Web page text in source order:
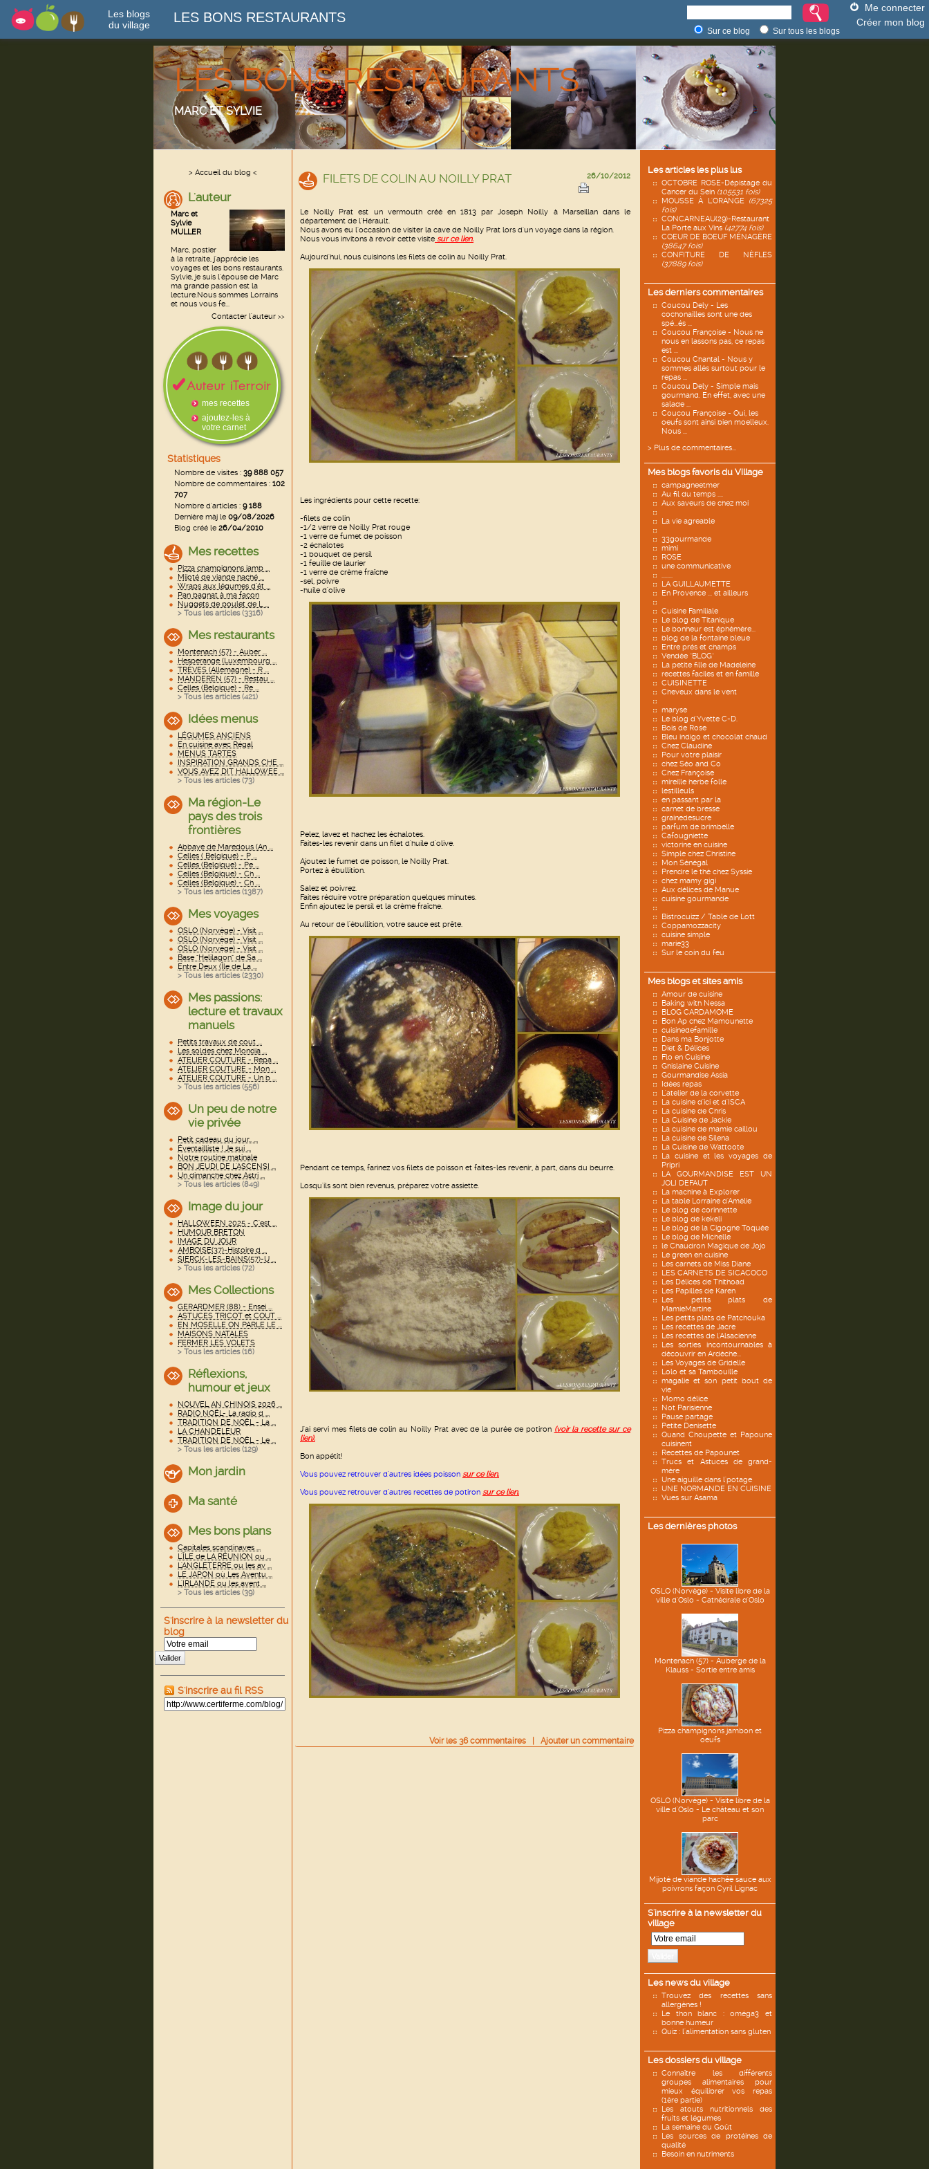
Les blogs
du village
LES BONS RESTAURANTS
Me connecter
Créer mon blog
Sur ce blog Sur tous les blogs
LES BONS RESTAURANTS
MARC ET SYLVIE
Les articles les plus lus
OCTOBRE ROSE-Dépistage du
Cancer du Sein (105531 fois)
MOUSSE À L'ORANGE (67325
fois)
CONCARNEAU(29)-Restaurant
La Porte aux Vins (42774 fois)
COEUR DE BOEUF MÉNAGÈRE
(38647 fois)
CONFITURE DE NÈFLES
(37889 fois)
Les derniers commentaires
Coucou Dely - Les
cochonailles sont une des
spé...és ...
Coucou Françoise - Nous ne
nous en lassons pas, ce repas
est ...
Coucou Chantal - Nous y
sommes allés surtout pour le
repas ...
Coucou Dely - Simple mais
gourmand. En effet, avec une
salade ...
Coucou Françoise - Oui, les
oeufs sont ainsi bien moelleux.
Nous ...
> Plus de commentaires...
Mes blogs favoris du Village
campagneetmer
Au fil du temps ....
Aux saveurs de chez moi
La vie agreable
33gourmande
mimi
ROSE
une communicative
........
LA GUILLAUMETTE
En Provence ... et ailleurs
Cuisine Familiale
Le blog de Titanique
Le bonheur est éphémère...
blog de la fontaine bleue
Entre prés et champs
Vendée "BLOG"
La petite fille de Madeleine
recettes faciles et en famille
CUISINETTE
Cheveux dans le vent
maryse
Le blog d'Yvette C-D.
Bois de Rose
Bleu indigo et chocolat chaud
Chez Claudine
Pour votre plaisir
chez Séo and Co
Chez Françoise
mireille herbe folle
lestilleuls
en passant par la
carnet de bresse
grainedesucre
parfum de brimbelle
Cafougniette
victorine en cuisine
Simple chez Christine
Mon Sénégal
Prendre le thé chez Syssie
chez mamy gigi
Aux délices de Manue
cuisine gourmande
Bistrocuizz / Table de Lott
Coppamozzacity
cuisine simple
marie33
Sur le coin du feu
Mes blogs et sites amis
Amour de cuisine
Baking with Nessa
BLOG CARDAMOME
Bon Ap chez Mamounette
cuisinedefamille
Dans ma Bonjotte
Diet & Délices
Flo en Cuisine
Ghislaine Cuisine
Gourmandise Assia
Idées repas
L'atelier de la corvette
La cuisine d'ici et d'ISCA
La cuisine de Chris
La Cuisine de Jackie
La cuisine de mamie caillou
La cuisine de Silena
La Cuisine de Wattoote
La cuisine et les voyages de
Pripri
LA GOURMANDISE EST UN
JOLI DEFAUT
La machine à Explorer
La table Lorraine d'Amélie
Le blog de corinnette
Le blog de kekeli
Le blog de la Cigogne Toquée
Le blog de Michelle
le Chaudron Magique de Jojo
Le green en cuisine
Les carnets de Miss Diane
LES CARNETS DE SICACOCO
Les Délices de Thithoad
Les Papilles de Karen
Les petits plats de
MamieMartine
Les petits plats de Patchouka
Les recettes de Jacre
Les recettes de l'Alsacienne
Les sorties incontournables à
découvrir en Ardèche...
Les Voyages de Gridelle
Lolo et sa Tambouille
magalie et son petit bout de
vie
Momo délice
Not Parisienne
Pause partage
Petite Denisette
Quand Choupette et Papoune
cuisinent
Recettes de Papounet
Trucs et Astuces de grand-
mère
Une aiguille dans l'potage
UNE NORMANDE EN CUISINE
Vues sur Asama
Les dernières photos
OSLO (Norvège) - Visite libre de la
ville d'Oslo - Cathédrale d'Oslo
Montenach (57) - Auberge de la
Klauss - Sortie entre amis
Pizza champignons jambon et
oeufs
OSLO (Norvège) - Visite libre de la
ville d'Oslo - Le château et son
parc
Mijoté de viande hachée sauce aux
poivrons façon Cyril Lignac
S'inscrire à la newsletter du
village
Les news du village
Trouvez des recettes sans
allergènes !
Le thon blanc : oméga3 et
bonne humeur
Quiz : l'alimentation sans gluten
Les dossiers du village
Connaître les différents
groupes alimentaires pour
mieux équilibrer vos repas
(1ère partie)
Les atouts nutritionnels des
fruits et légumes
La semaine du Goût
Les sources de protéines de
qualité
Besoin en nutriments
> Accueil du blog <
L'auteur
Marc et
Sylvie
MULLER
Marc, postier
à la retraite, j'apprécie les
voyages et les bons restaurants.
Sylvie, je suis l'épouse de Marc
ma grande passion est la
lecture.Nous sommes Lorrains
et nous vous fe...
Contacter l'auteur >>
mes recettes
ajoutez-les à
votre carnet
Statistiques
Nombre de visites : 39 888 057
Nombre de commentaires : 102
707
Nombre d'articles : 9 188
Dernière màj le09/08/2026
Blog créé le26/04/2010
Mes recettes
Pizza champignons jamb ...
Mijoté de viande haché ...
Wraps aux légumes d'ét ...
Pan bagnat à ma façon
Nuggets de poulet de L ...
> Tous les articles (3316)
Mes restaurants
Montenach (57) - Auber ...
Hesperange (Luxembourg ...
TRÈVES (Allemagne) - R ...
MANDEREN (57) - Restau ...
Celles (Belgique) - Re ...
> Tous les articles (421)
Idées menus
LÉGUMES ANCIENS
En cuisine avec Régal
MENUS TARTES
INSPIRATION GRANDS CHE ...
VOUS AVEZ DIT HALLOWEE ...
> Tous les articles (73)
Ma région-Le
pays des trois
frontières
Abbaye de Maredous (An ...
Celles ( Belgique) - P ...
Celles (Belgique) - Pe ...
Celles (Belgique) - Ch ...
Celles (Belgique) - Ch ...
> Tous les articles (1387)
Mes voyages
OSLO (Norvège) - Visit ...
OSLO (Norvège) - Visit ...
OSLO (Norvège) - Visit ...
Base "Helilagon" de Sa ...
Entre Deux (Île de La ...
> Tous les articles (2330)
Mes passions:
lecture et travaux
manuels
Petits travaux de cout ...
Les soldes chez Mondia ...
ATELIER COUTURE - Repa ...
ATELIER COUTURE - Mon ...
ATELIER COUTURE - Un b ...
> Tous les articles (556)
Un peu de notre
vie privée
Petit cadeau du jour.. ...
Éventailliste ! Je sui ...
Notre routine matinale
BON JEUDI DE L'ASCENSI ...
Un dimanche chez Astri ...
> Tous les articles (849)
Image du jour
HALLOWEEN 2025 - C'est ...
HUMOUR BRETON
IMAGE DU JOUR
AMBOISE(37)-Histoire d ...
SIERCK-LES-BAINS(57)-U ...
> Tous les articles (72)
Mes Collections
GERARDMER (88) - Ensei ...
ASTUCES TRICOT et COUT ...
EN MOSELLE ON PARLE LE ...
MAISONS NATALES
FERMER LES VOLETS
> Tous les articles (16)
Réflexions,
humour et jeux
NOUVEL AN CHINOIS 2026 ...
RADIO NOËL- La radio d ...
TRADITION DE NOËL - La ...
LA CHANDELEUR
TRADITION DE NOËL - Le ...
> Tous les articles (129)
Mon jardin
Ma santé
Mes bons plans
Capitales scandinaves ...
L'ÎLE de LA RÉUNION ou ...
L'ANGLETERRE ou les av ...
LE JAPON où Les Aventu ...
L'IRLANDE ou les avent ...
> Tous les articles (39)
S'inscrire à la newsletter du
blog
Valider
S'inscrire au fil RSS
FILETS DE COLIN AU NOILLY PRAT 26/10/2012
Le Noilly Prat est un vermouth créé en 1813 par Joseph Noilly à Marseillan dans le
département de l'Hérault.
Nous avons eu l'occasion de visiter la cave de Noilly Prat lors d'un voyage dans la région.
Nous vous invitons à revoir cette visitesur ce lien.
Aujourd'hui, nous cuisinons les filets de colin au Noilly Prat.
Les ingrédients pour cette recette:
-filets de colin
-1/2 verre de Noilly Prat rouge
-1 verre de fumet de poisson
-2 échalotes
-1 bouquet de persil
-1 feuille de laurier
-1 verre de crème fraîche
-sel, poivre
-huile d'olive
Pelez, lavez et hachez les échalotes.
Faites-les revenir dans un filet d'huile d'olive.
Ajoutez le fumet de poisson, le Noilly Prat.
Portez à ébullition.
Salez et poivrez.
Faites réduire votre préparation quelques minutes.
Enfin ajoutez le persil et la crème fraîche.
Au retour de l'ébullition, votre sauce est prête.
Pendant ce temps, farinez vos filets de poisson et faites-les revenir, à part, dans du beurre.
Losqu'ils sont bien revenus, préparez votre assiette.
J'ai servi mes filets de colin au Noilly Prat avec de la purée de potiron (voir la recette sur ce
lien).
Bon appétit!
Vous pouvez retrouver d'autres idées poisson sur ce lien.
Vous pouvez retrouver d'autres recettes de potiron sur ce lien.
Voir les 36commentaires Ajouter un commentaire